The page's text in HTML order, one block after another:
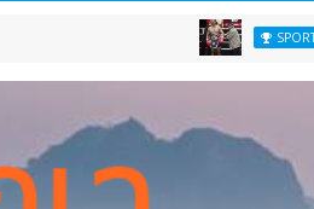
SPORTS & TRAVEL